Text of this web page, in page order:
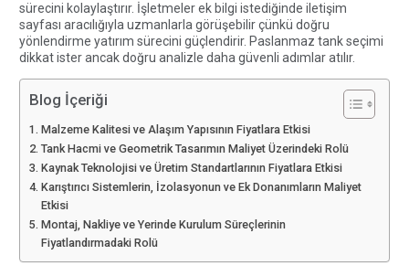
sürecini kolaylaştırır. İşletmeler ek bilgi istediğinde iletişim
sayfası aracılığıyla uzmanlarla görüşebilir çünkü doğru
yönlendirme yatırım sürecini güçlendirir. Paslanmaz tank seçimi
dikkat ister ancak doğru analizle daha güvenli adımlar atılır.
Blog İçeriği
Malzeme Kalitesi ve Alaşım Yapısının Fiyatlara Etkisi
Tank Hacmi ve Geometrik Tasarımın Maliyet Üzerindeki Rolü
Kaynak Teknolojisi ve Üretim Standartlarının Fiyatlara Etkisi
Karıştırıcı Sistemlerin, İzolasyonun ve Ek Donanımların Maliyet
Etkisi
Montaj, Nakliye ve Yerinde Kurulum Süreçlerinin
Fiyatlandırmadaki Rolü